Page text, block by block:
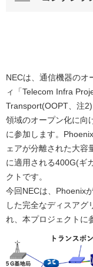
ロ
ナ
ビ
ゲ
ー
シ
ョ
ン
NECは、通信機器のオ
ィ「Telecom Infra
Transport(OOPT、注
領域のオープン化に向
に参加します。
ェアが分離された大容
に適用される400G(ギ
クトです。
今回NECは、Phoenix
した完全なディスアグ
れ、本プロジェクトに